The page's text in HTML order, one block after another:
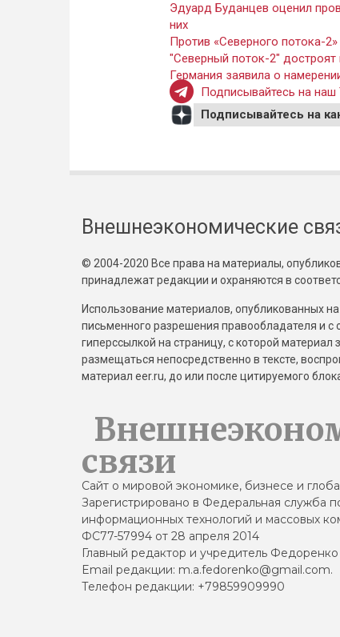
Эдуард Буданцев оценил
них
Против «Северного потока-
"Северный поток-2" достроят
Германия заявила о
Подписывайтесь на наш
Подписывайтесь на
Внешнеэкономические
© 2004-2020 Все права на материалы,
принадлежат редакции и охраняются в
Использование материалов, опубликованных
письменного разрешения правообладателя и с
гиперссылкой на страницу, с которой
размещаться непосредственно в тексте,
материал eer.ru, до или после цитируемого
связи
Сайт о мировой экономике, бизнесе и
Зарегистрировано в Федеральная служба
информационных технологий и массовых
ФС77-57994 от 28 апреля 2014
Главный редактор и учредитель
Email редакции: m.a.fedorenko@gmail.com.
Телефон редакции: +79859909990